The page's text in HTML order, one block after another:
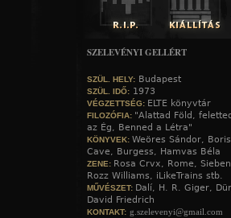
SZELEVÉNYI GELLÉRT
SZÜL. HELY: Budapest
SZÜL. IDŐ: 1973
VÉGZETTSÉG: ELTE könyvtár
FILOZÓFIA: "Alattad Föld, feletted
az Ég, Benned a Létra"
KÖNYVEK: Weöres Sándor,
Cave, Burgess, Hamvas Béla
ZENE: Rosa Crvx, Rome,
Rozz Williams, iLikeTrains stb.
MŰVÉSZET: Dalí, H. R. Giger,
David Friedrich
KONTAKT: g.szelevenyi@gmail.com